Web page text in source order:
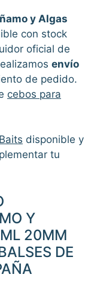
y Algas
con stock
oficial de
envío
de pedido.
cebos para
disponible y
tu
Y
20MM
DE